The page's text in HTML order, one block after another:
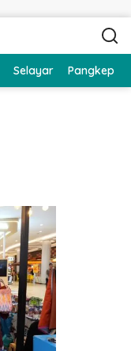
Selayar Pangkep